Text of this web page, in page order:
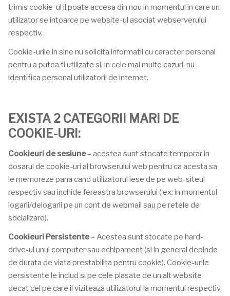
trimis cookie-ul il poate accesa din nou in momentul in care un
utilizator se intoarce pe website-ul asociat webserverului
respectiv.
Cookie-urile in sine nu solicita informatii cu caracter personal
pentru a putea fi utilizate si, in cele mai multe cazuri, nu
identifica personal utilizatorii de internet.
EXISTA 2 CATEGORII MARI DE
COOKIE-URI:
Cookieuri de sesiune– acestea sunt stocate temporar in
dosarul de cookie-uri al browserului web pentru ca acesta sa
le memoreze pana cand utilizatorul iese de pe web-siteul
respectiv sau inchide fereastra browserului ( ex: in momentul
logarii/delogarii pe un cont de webmail sau pe retele de
socializare).
Cookieuri Persistente– Acestea sunt stocate pe hard-
drive-ul unui computer sau echipament (si in general depinde
de durata de viata prestabilita pentru cookie). Cookie-urile
persistente le includ si pe cele plasate de un alt website
decat cel pe care il viziteaza utilizatorul la momentul respectiv